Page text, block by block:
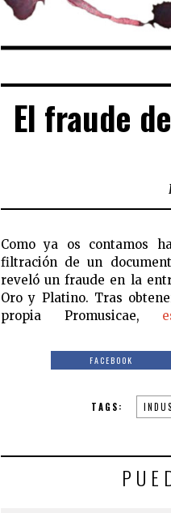
El fraude
Como ya os contamos
filtración de un
reveló un fraude en la
Oro y Platino. Tras
propia Promusicae,
FACEBOOK
TAGS: